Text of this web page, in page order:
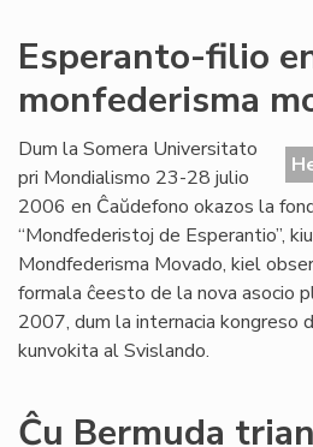
Esperanto-filio
monfederisma
Dum la Somera Universitato
pri Mondialismo 23-28 julio
2006 en Ĉaŭdefono okazos la
“Mondfederistoj de Esperantio”,
Mondfederisma Movado, kiel
formala ĉeesto de la nova asocio
2007, dum la internacia kongreso
kunvokita al Svislando.
Ĉu Bermuda